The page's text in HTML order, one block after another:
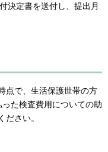
決定書を送付し、提出月
点で、生活保護世帯の方
た検査費用についての助
ださい。